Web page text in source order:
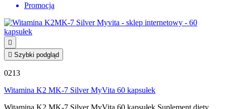
Promocja

 Szybki podgląd
0213
Witamina K2 MK-7 Silver MyVita 60 kapsułek
Witamina K2 MK-7 Silver MyVita 60 kapsułek Suplement diety